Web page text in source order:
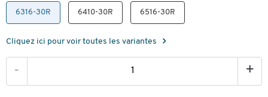
6316-30R 6410-30R 6516-30R
Cliquez ici pour voir toutes les variantes
- +